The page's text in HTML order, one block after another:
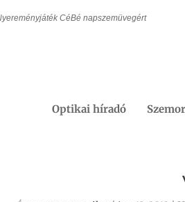
CéBé napszemüvegért
Optikai híradó